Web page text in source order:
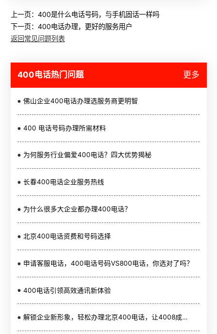
上一页： 400是什么电话号码，与手机固话一样吗
下一页： 400电话办理，更好的服务用户
返回常见问题列表
400电话热门问题 更多
佛山企业400电话办理选服务商更明智
400 电话号码办理所需材料
为何服务行业偏爱400电话？四大优势揭秘
长春400电话企业服务热线
为什么很多大企业都办理400电话？
北京400电话资费和号码选择
​申请客服电话，400电话号码VS800电话，你选对了吗？
400电话引领高效通讯新体验
解锁企业新形象，轻松办理北京400电话，让4008成为您的信赖桥梁